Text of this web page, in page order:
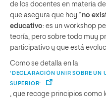
de los docentes en materia
que asegura que hoy “no
educativo: es un workshop
teoría, pero sobre todo muy
participativo y que está
Como se detalla en la
‘DECLARACIÓN UNIR SOBRE UN
SUPERIOR’
, que recoge principios como